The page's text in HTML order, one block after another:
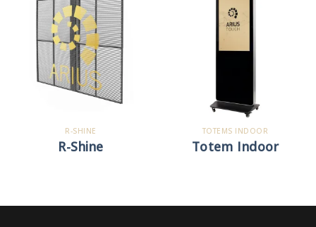
R-SHINE
R-Shine
TOTEMS INDOOR
Totem Indoor